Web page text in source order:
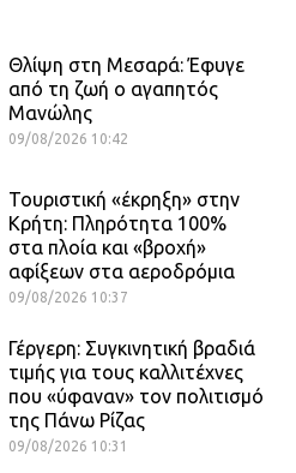
Θλίψη στη Μεσαρά: Έφυγε
από τη ζωή ο αγαπητός
Μανώλης
09/08/2026 10:42
Τουριστική «έκρηξη» στην
Κρήτη: Πληρότητα 100%
στα πλοία και «βροχή»
αφίξεων στα αεροδρόμια
09/08/2026 10:37
Γέργερη: Συγκινητική βραδιά
τιμής για τους καλλιτέχνες
που «ύφαναν» τον πολιτισμό
της Πάνω Ρίζας
09/08/2026 10:31